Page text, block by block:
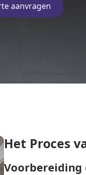
aanvragen
Het Proces
Voorbereiding